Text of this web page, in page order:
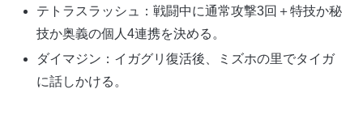
テトラスラッシュ：戦闘中に通常攻撃3回＋特技か秘
技か奥義の個人4連携を決める。
ダイマジン：イガグリ復活後、ミズホの里でタイガ
に話しかける。